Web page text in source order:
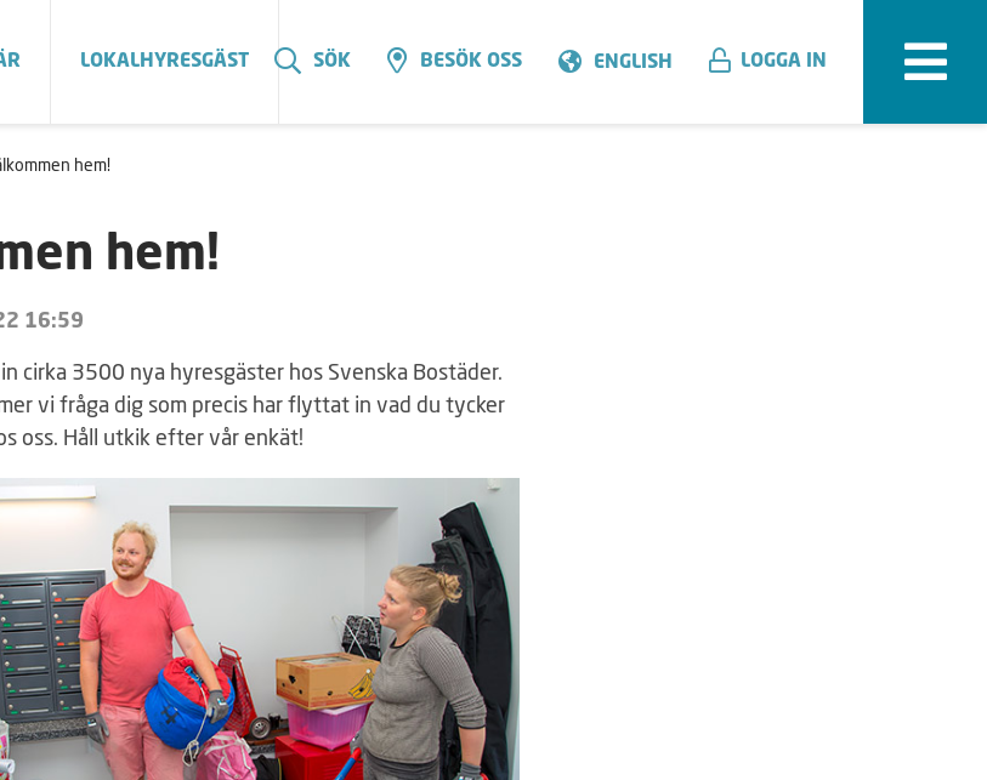
LOKALHYRESGÄST SÖK BESÖK OSS ENGLISH LOGGA IN
hem!
hem!
16:59
cirka 3500 nya hyresgäster hos Svenska Bostäder.
vi fråga dig som precis har flyttat in vad du tycker
oss. Håll utkik efter vår enkät!